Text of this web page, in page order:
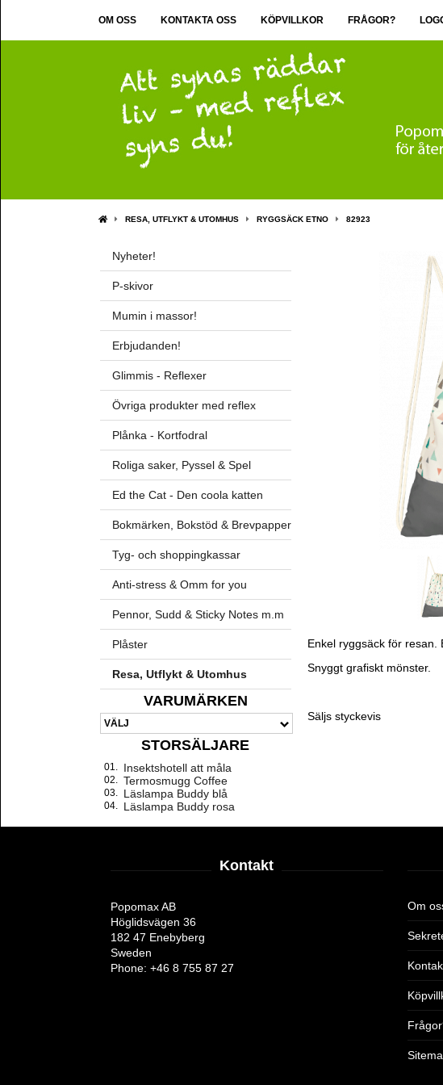
OM OSS KONTAKTA OSS KÖPVILLKOR FRÅGOR?
RESA, UTFLYKT & UTOMHUS RYGGSÄCK ETNO 82923
Nyheter!
P-skivor
Mumin i massor!
Erbjudanden!
Glimmis - Reflexer
Övriga produkter med reflex
Plånka - Kortfodral
Roliga saker, Pyssel & Spel
Ed the Cat - Den coola katten
Bokmärken, Bokstöd & Brevpapper
Tyg- och shoppingkassar
Anti-stress & Omm for you
Pennor, Sudd & Sticky Notes m.m
Plåster
Resa, Utflykt & Utomhus
VARUMÄRKEN
STORSÄLJARE
01. Insektshotell att måla
02. Termosmugg Coffee
03. Läslampa Buddy blå
04. Läslampa Buddy rosa
Enkel ryggsäck för resan.
Snyggt grafiskt mönster.
Säljs styckevis
Kontakt
Popomax AB
Höglidsvägen 36
182 47 Enebyberg
Sweden
Phone: +46 8 755 87 27
Om